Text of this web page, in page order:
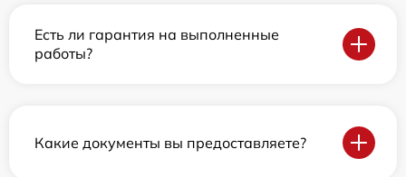
Есть ли гарантия на выполненные
работы?
Какие документы вы предоставляете?